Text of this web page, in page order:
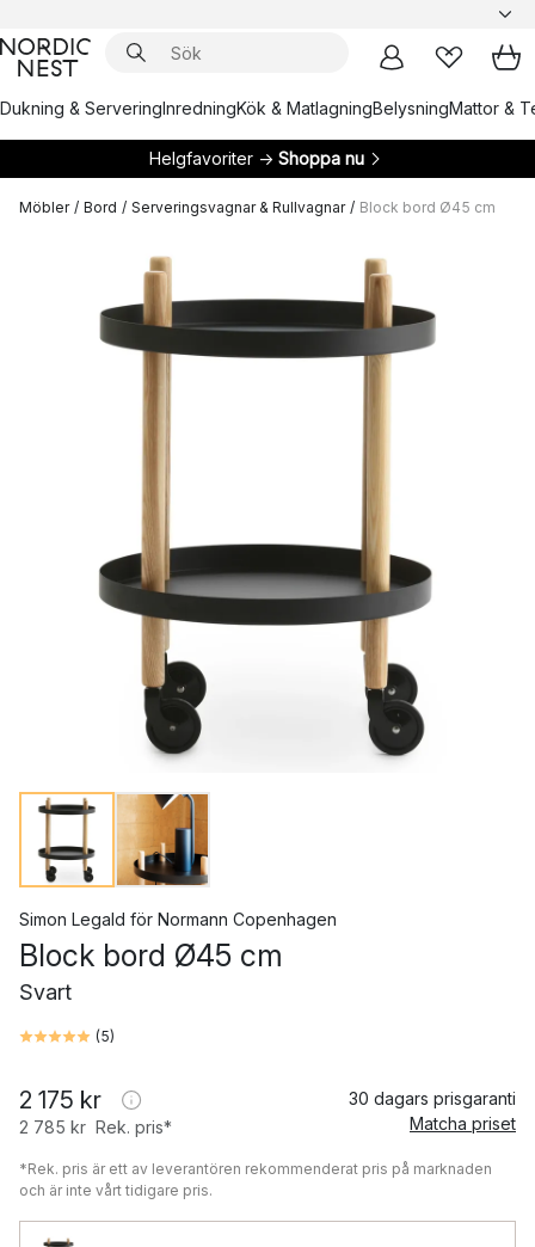
Dukning & ServeringInredningKök & MatlagningBelysningMattor &
Helgfavoriter → Shoppa nu
Möbler / Bord / Serveringsvagnar & Rullvagnar / Block bord Ø45 cm
Simon Legald för Normann Copenhagen
Block bord Ø45 cm
Svart
(5)
2 175 kr
2 785 kr Rek. pris*
30 dagars prisgaranti
Matcha priset
*Rek. pris är ett av leverantören rekommenderat pris på marknaden
och är inte vårt tidigare pris.